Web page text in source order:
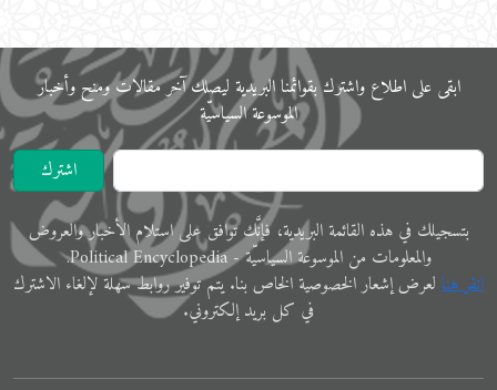
ابقى على اﻃﻼع واشترك بقوائمنا البريدية ليصلك آخر مقالات ومنح وأخبار
الموسوعة اﻟﺴﻴﺎﺳﻴّﺔ
اشترك
ﺑﺘﺴﺠﻴﻠﻚ في ﻫﺬﻩ اﻟﻘﺎﺋﻤﺔ البريدية، فإنَّك ﺗﻮاﻓﻖ ﻋﻠﻰ اﺳﺘﻼم اﻷﺧﺒﺎر واﻟﻌﺮوض
والمعلوﻣﺎت ﻣﻦ الموسوعة اﻟﺴﻴﺎﺳﻴّﺔ - Political Encyclopedia.
اﻧﻘﺮ ﻫﻨﺎ ﻟﻌﺮض إﺷﻌﺎر الخصوصية الخاص ﺑﻨﺎ. ﻳﺘﻢ ﺗﻮفير رواﺑﻂ ﺳﻬﻠﺔ لإﻟﻐﺎء الاشترك
في ﻛﻞ ﺑﺮﻳﺪ إلكتروني.